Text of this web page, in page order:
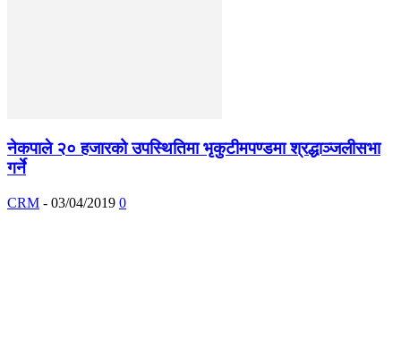
नेकपाले २० हजारको उपस्थितिमा भृकुटीमपण्डमा श्रद्धाञ्जलीसभा
गर्ने
CRM - 03/04/2019 0